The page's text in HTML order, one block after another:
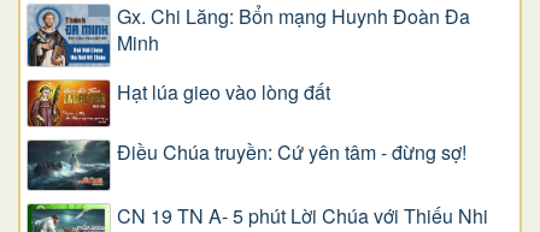
Gx. Chi Lăng: Bổn mạng Huynh Đoàn Đa
Minh
Hạt lúa gieo vào lòng đất
Điều Chúa truyền: Cứ yên tâm - đừng sợ!
CN 19 TN A- 5 phút Lời Chúa với Thiếu Nhi